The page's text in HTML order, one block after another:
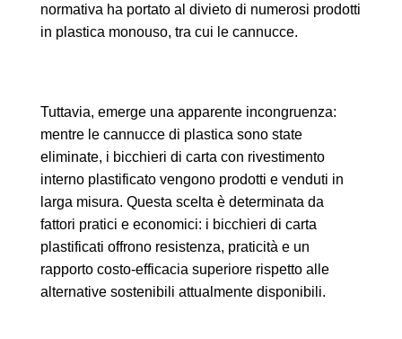
normativa ha portato al divieto di numerosi prodotti
in plastica monouso, tra cui le cannucce.
Tuttavia, emerge una apparente incongruenza:
mentre le cannucce di plastica sono state
eliminate, i bicchieri di carta con rivestimento
interno plastificato vengono prodotti e venduti in
larga misura. Questa scelta è determinata da
fattori pratici e economici: i bicchieri di carta
plastificati offrono resistenza, praticità e un
rapporto costo-efficacia superiore rispetto alle
alternative sostenibili attualmente disponibili.